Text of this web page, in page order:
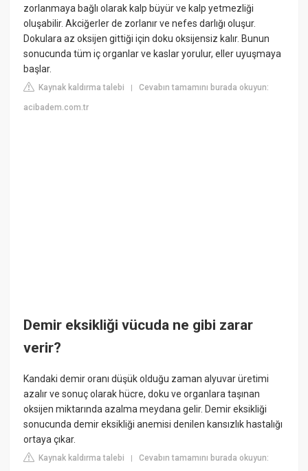
zorlanmaya bağlı olarak kalp büyür ve kalp yetmezliği
oluşabilir. Akciğerler de zorlanır ve nefes darlığı oluşur.
Dokulara az oksijen gittiği için doku oksijensiz kalır. Bunun
sonucunda tüm iç organlar ve kaslar yorulur, eller uyuşmaya
başlar.
Kaynak kaldırma talebi |Cevabın tamamını burada okuyun:
acibadem.com.tr
Demir eksikliği vücuda ne gibi zarar
verir?
Kandaki demir oranı düşük olduğu zaman alyuvar üretimi
azalır ve sonuç olarak hücre, doku ve organlara taşınan
oksijen miktarında azalma meydana gelir. Demir eksikliği
sonucunda demir eksikliği anemisi denilen kansızlık hastalığı
ortaya çıkar.
Kaynak kaldırma talebi |Cevabın tamamını burada okuyun: